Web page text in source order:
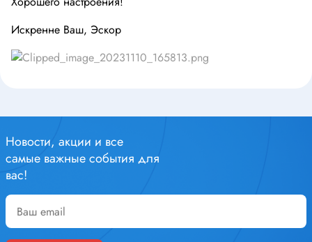
Искренне Ваш, Эскор
Новости, акции и все
самые важные события для
вас!